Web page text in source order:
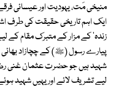
منیخی مَت، یہودیت اور عیسائی
ایک اہم تاریخی حقیقت کی طرف
زندہ' کے مزار کے متبرک مقام کے
پیارے رسول (ﷺ) کے چچازاد
شہید ہیں جو حضرت عثمان غنی
لیے تشریف لائے اور یہیں شہید